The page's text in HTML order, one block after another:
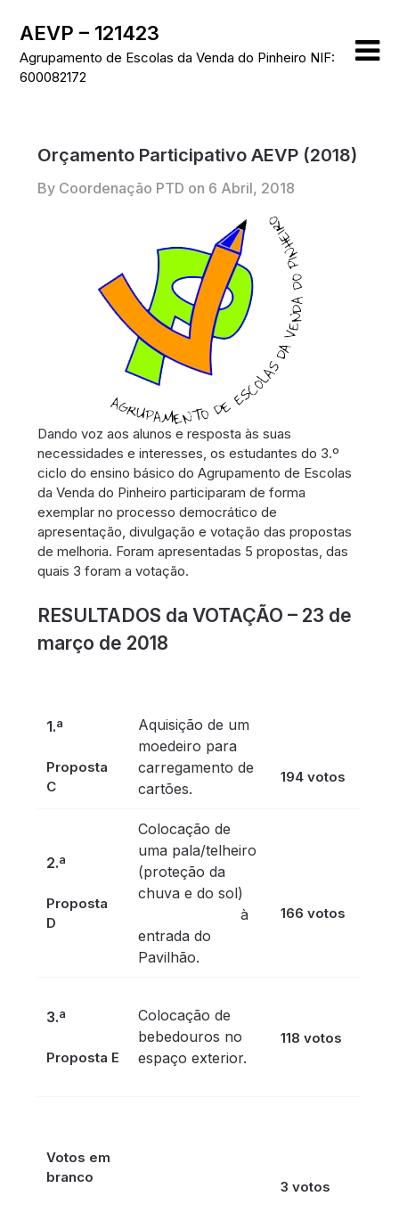
content
AEVP – 121423
Agrupamento de Escolas da Venda do Pinheiro NIF:
600082172
Orçamento Participativo AEVP (2018)
By Coordenação PTD on 6 Abril, 2018
Dando voz aos alunos e resposta às suas
necessidades e interesses, os estudantes do 3.º
ciclo do ensino básico do Agrupamento de Escolas
da Venda do Pinheiro participaram de forma
exemplar no processo democrático de
apresentação, divulgação e votação das propostas
de melhoria. Foram apresentadas 5 propostas, das
quais 3 foram a votação.
RESULTADOS da VOTAÇÃO – 23 de
março de 2018
1.ª
Proposta
C
Aquisição de um
moedeiro para
carregamento de
cartões.
194 votos
2.ª
Proposta
D
Colocação de
uma pala/telheiro
(proteção da
chuva e do sol)
à
entrada do
Pavilhão.
166 votos
3.ª
Proposta E
Colocação de
bebedouros no
espaço exterior.
118 votos
Votos em
branco
3 votos